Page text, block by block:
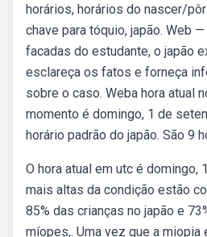
horários, horários do nascer/
chave para tóquio, japão. Web
facadas do estudante, o japão
esclareça os fatos e forneça
sobre o caso. Weba hora atual
momento é domingo, 1 de
horário padrão do japão. São 9
O hora atual em utc é domingo,
mais altas da condição estão
85% das crianças no japão e
míopes,. Uma vez que a miopia